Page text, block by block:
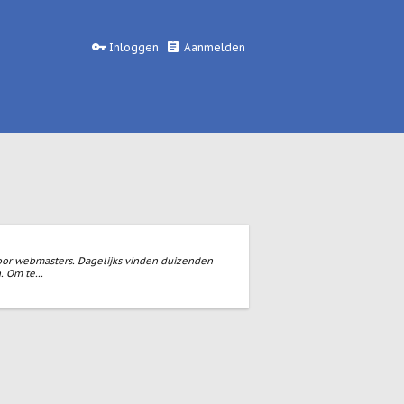
Inloggen Aanmelden
webmasters. Dagelijks vinden duizenden
Om te...